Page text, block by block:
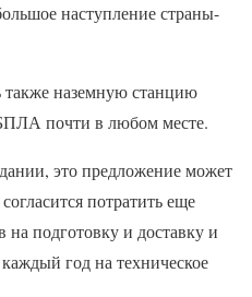
наступление страны-
также наземную станцию
почти в любом месте.
это предложение может
потратить еще
подготовку и доставку и
год на техническое